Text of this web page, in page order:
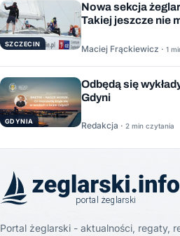
SZCZECIN
Nowa sekcja
Takiej jeszcze nie
Maciej Frąckiewicz · 1
GDYNIA
Odbędą się
Gdyni
Redakcja · 2 min czytania
Portal żeglarski - aktualności, regaty,